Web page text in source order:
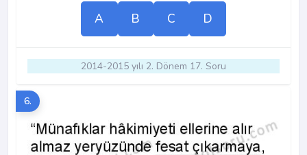
A B C D
2014-2015 yılı 2. Dönem 17. Soru
6.